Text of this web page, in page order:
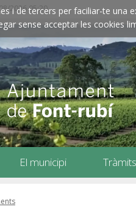
i de tercers per faciliar-te una
sense acceptar les cookies
2026 05:20
El municipi Tràmits